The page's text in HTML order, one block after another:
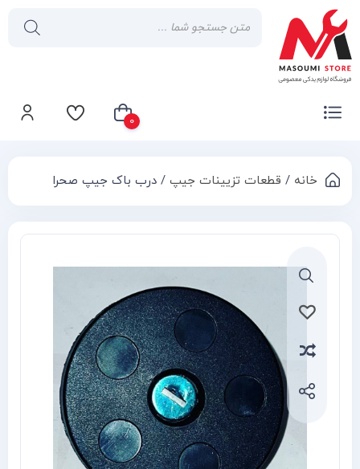
0
سبد خرید شما خالی است خانه / قطعات تزیینات جیپ / درب باک جیپ صحرا